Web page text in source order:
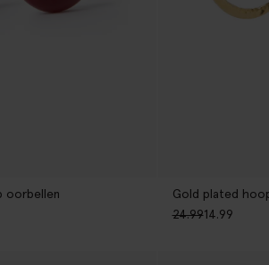
oorbellen
Gold plated
24.9914.99